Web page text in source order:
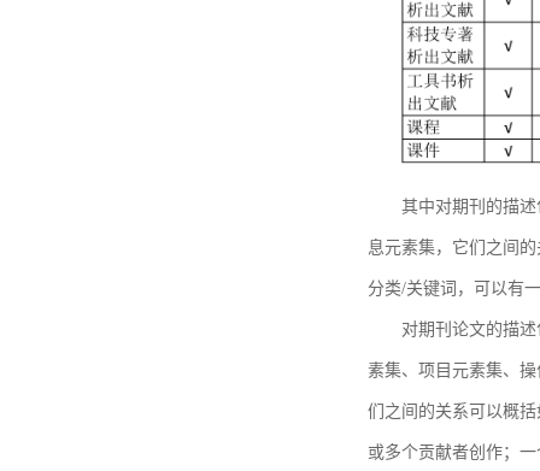
其中对期刊的描
息元素集，它们之间
分类/关键词，可以有
对期刊论文的描
素集、项目元素集、
们之间的关系可以概
或多个贡献者创作；